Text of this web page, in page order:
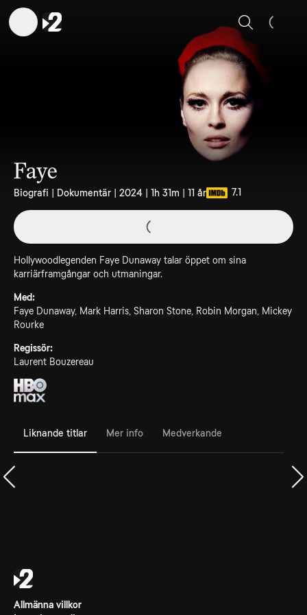
Sök
Faye
Biografi | Dokumentär | 2024 | 1h 31m | 11 år 7.1
Hollywoodlegenden Faye Dunaway talar öppet om sina
karriärframgångar och utmaningar.
Med:
Faye Dunaway, Mark Harris, Sharon Stone, Robin Morgan, Mickey
Rourke
Regissör:
Laurent Bouzereau
Liknande titlar Mer info Medverkande
Allmänna villkor